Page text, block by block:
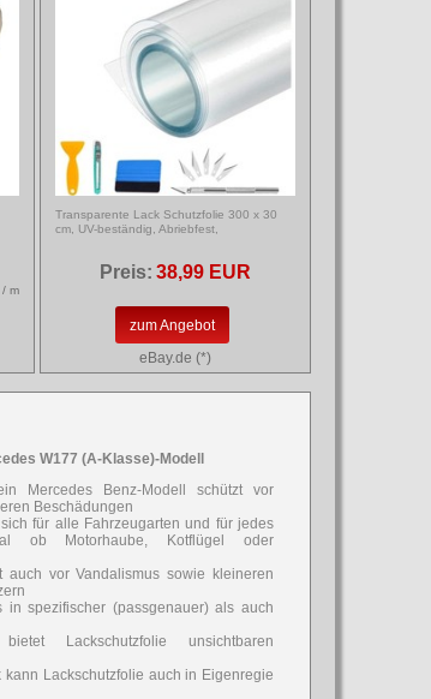
/ m
Transparente Lack Schutzfolie 300 x 30
cm, UV-beständig, Abriebfest,
Preis: 38,99 EUR
zum Angebot
eBay.de (*)
W177 (A-Klasse)-Modell
Mercedes Benz-Modell schützt vor
Beschädungen
für alle Fahrzeugarten und für jedes
ob Motorhaube, Kotflügel oder
auch vor Vandalismus sowie kleineren
in spezifischer (passgenauer) als auch
Lackschutzfolie unsichtbaren
kann Lackschutzfolie auch in Eigenregie